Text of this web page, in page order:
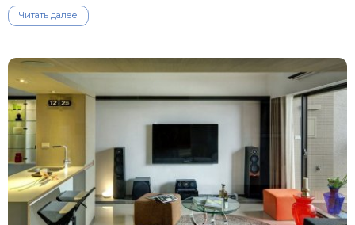
Читать далее